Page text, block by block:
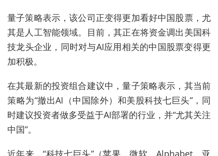
量子策略表示，该公司正变得更加看好中国股票，尤
其是人工智能领域。目前，其正在将资金调出美国科
技龙头企业，同时对与AI应用相关的中国股票变得更
加积极。
在其最新的投资组合建议中，量子策略表示，其当前
策略为“撤出AI（中国除外）和美股科技七巨头”，同
时建议投资者做多受益于AI部署的行业，并“尤其关注
中国”。